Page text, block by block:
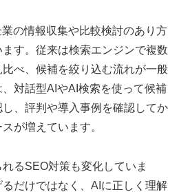
の情報収集や比較検討のあり方
す。従来は検索エンジンで複数
べ、候補を絞り込む流れが一般
対話型AIやAI検索を使って候補
、評判や導入事例を確認してか
が増えています。
るSEO対策も変化していま
だけではなく、AIに正しく理解